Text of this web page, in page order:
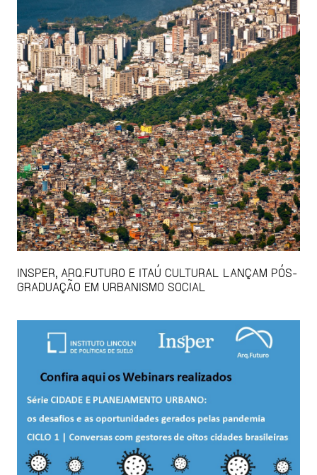
INSPER, ARQ.FUTURO E ITAÚ CULTURAL LANÇAM PÓS-
GRADUAÇÃO EM URBANISMO SOCIAL